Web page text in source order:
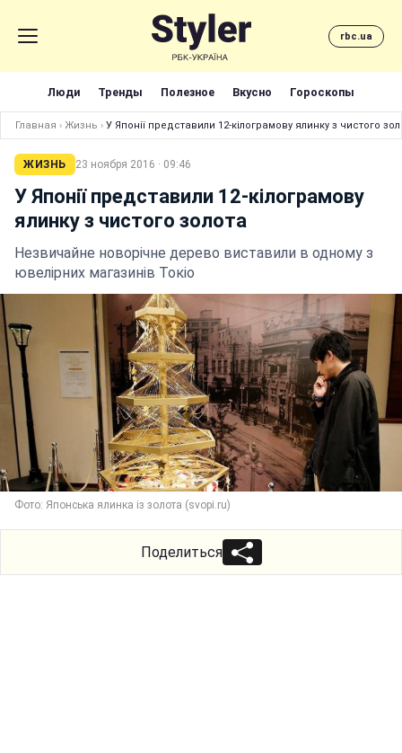
rbc.ua
Люди Тренды Полезное Вкусно Гороскопы
Главная › Жизнь › У Японії представили 12-кілограмову ялинку з чистого
ЖИЗНЬ 23 ноября 2016 · 09:46
У Японії представили 12-кілограмову
ялинку з чистого золота
Незвичайне новорічне дерево виставили в одному з
ювелірних магазинів Токіо
Фото: Японська ялинка із золота (svopi.ru)
Поделиться